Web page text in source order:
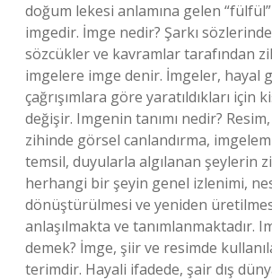
doğum lekesi anlamına gelen
imgedir. İmge nedir? Şarkı
sözcükler ve kavramlar tarafından
imgelere imge denir. İmgeler, hayal
çağrışımlara göre yaratıldıkları için
değişir. Imgenin tanımı nedir?
zihinde görsel canlandırma,
temsil, duyularla algılanan şeylerin
herhangi bir şeyin genel izlenimi,
dönüştürülmesi ve yeniden
anlaşılmakta ve tanımlanmaktadır.
demek? İmge, şiir ve resimde
terimdir. Hayali ifadede, şair dış